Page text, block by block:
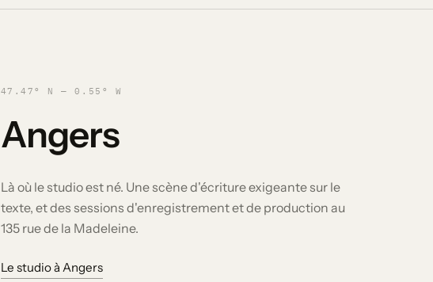
47.47° N — 0.55° W
Angers
Là où le studio est né. Une scène d'écriture exigeante sur le
texte, et des sessions d'enregistrement et de production au
135 rue de la Madeleine.
Le studio à Angers